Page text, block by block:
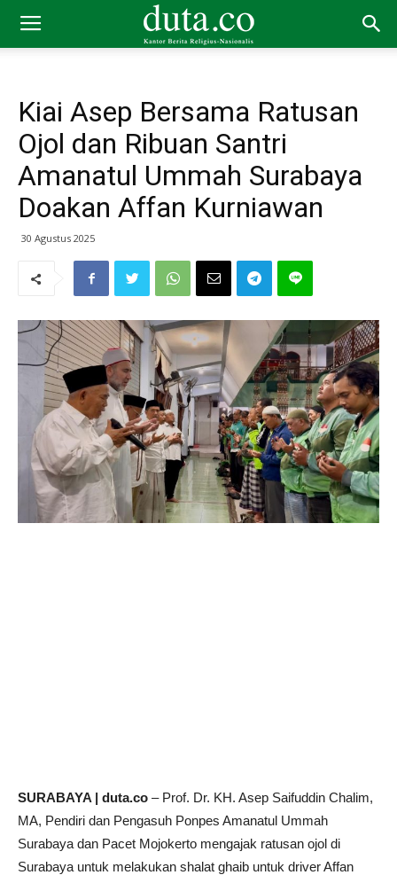
Kiai Asep Bersama Ratusan
Ojol dan Ribuan Santri
Amanatul Ummah Surabaya
Doakan Affan Kurniawan
30 Agustus 2025
SURABAYA | duta.co – Prof. Dr. KH. Asep Saifuddin Chalim,
MA, Pendiri dan Pengasuh Ponpes Amanatul Ummah
Surabaya dan Pacet Mojokerto mengajak ratusan ojol di
Surabaya untuk melakukan shalat ghaib untuk driver Affan